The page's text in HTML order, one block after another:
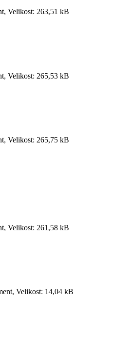
Velikost: 263,51 kB
Velikost: 265,53 kB
Velikost: 265,75 kB
Velikost: 261,58 kB
Velikost: 14,04 kB